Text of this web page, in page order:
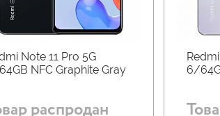
Note 11 Pro 5G
NFC Graphite Gray
распродан
6/